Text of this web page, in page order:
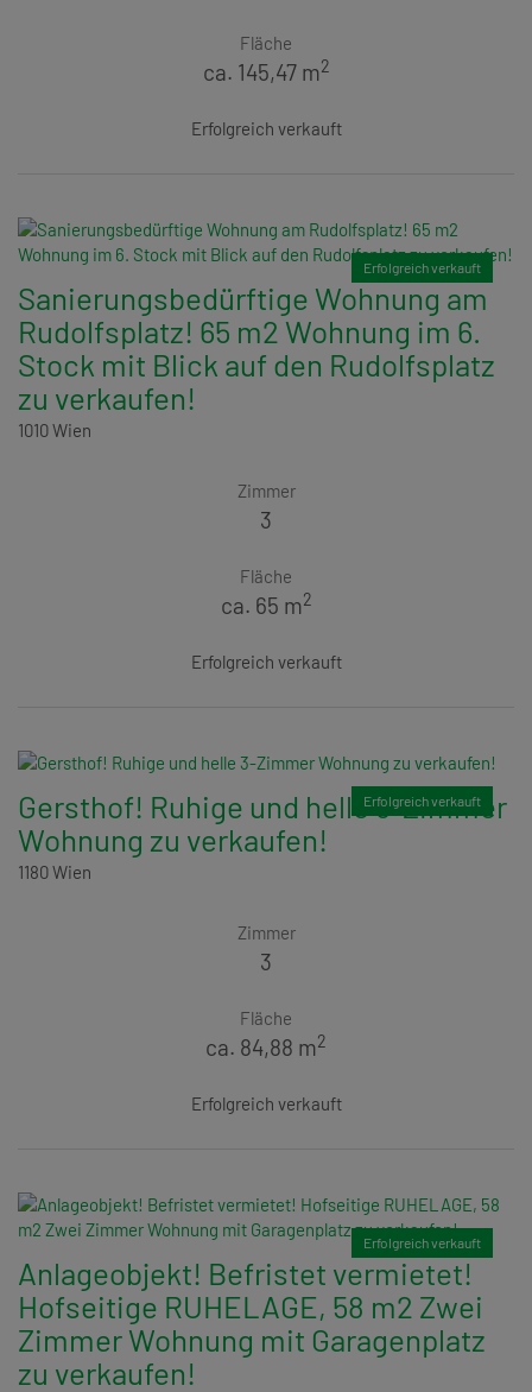
Fläche
ca. 145,47 m2
Erfolgreich verkauft
Erfolgreich verkauft
Sanierungsbedürftige Wohnung am
Rudolfsplatz! 65 m2 Wohnung im 6.
Stock mit Blick auf den Rudolfsplatz
zu verkaufen!
1010 Wien
Zimmer
3
Fläche
ca. 65 m2
Erfolgreich verkauft
Erfolgreich verkauft
Gersthof! Ruhige und helle 3-Zimmer
Wohnung zu verkaufen!
1180 Wien
Zimmer
3
Fläche
ca. 84,88 m2
Erfolgreich verkauft
Erfolgreich verkauft
Anlageobjekt! Befristet vermietet!
Hofseitige RUHELAGE, 58 m2 Zwei
Zimmer Wohnung mit Garagenplatz
zu verkaufen!